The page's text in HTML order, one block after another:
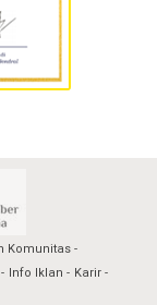
Komunitas
Info Iklan
Karir